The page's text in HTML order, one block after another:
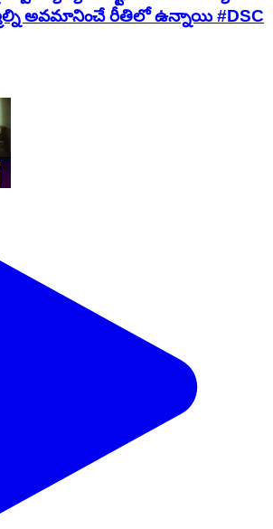
అవమానించే రీతిలో ఉన్నాయి #DSC